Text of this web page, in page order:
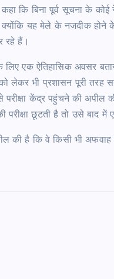
कहा कि बिना पूर्व सूचना के
क्योंकि यह मेले के नजदीक
रहे हैं।
एक ऐतिहासिक अवसर
लेकर भी प्रशासन पूरी तरह
परीक्षा केंद्र पहुंचने की
परीक्षा छूटती है तो उसे बाद
की है कि वे किसी भी अफवाह